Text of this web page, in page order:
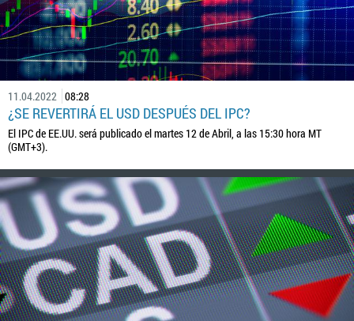
11.04.2022 08:28
¿SE REVERTIRÁ EL USD DESPUÉS DEL IPC?
El IPC de EE.UU. será publicado el martes 12 de Abril, a las 15:30 hora MT
(GMT+3).